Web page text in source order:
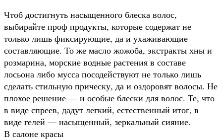
Чтоб достигнуть насыщенного блеска волос,
выбирайте проф продукты, которые содержат не
только лишь фиксирующие, да и ухаживающие
составляющие. То же масло жожоба, экстракты хны и
розмарина, морские водные растения в составе
лосьона либо мусса посодействуют не только лишь
сделать стильную прическу, да и оздоровят волосы. Не
плохое решение — и особые блески для волос. Те, что
в виде спреев, дадут легкий, естественный итог, в
виде гелей — насыщенный, зеркальный сияние.
В салоне красы